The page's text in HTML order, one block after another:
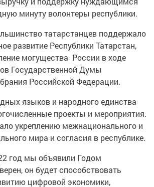
минуту волонтеры республики.
татарстанцев поддержало
развитие Республики Татарстан,
могущества России в ходе
Государственной Думы
Российской Федерации.
языков и народного единства
проекты и мероприятия.
укреплению межнационального и
мира и согласия в республике.
год мы объявили Годом
он будет способствовать
цифровой экономики,